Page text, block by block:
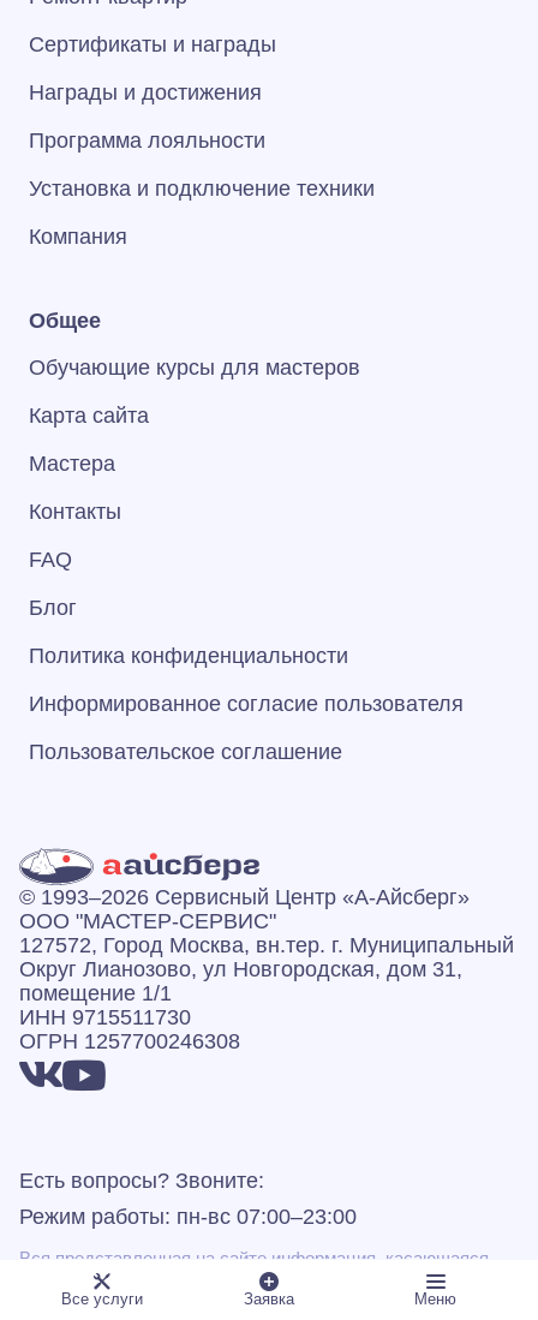
Сертификаты и награды
Награды и достижения
Программа лояльности
Установка и подключение техники
Компания
Общее
Обучающие курсы для мастеров
Карта сайта
Мастера
Контакты
FAQ
Блог
Политика конфиденциальности
Информированное согласие пользователя
Пользовательское соглашение
© 1993–2026 Сервисный Центр «А‑Айсберг»
ООО "МАСТЕР-СЕРВИС"
127572, Город Москва, вн.тер. г. Муниципальный
Округ Лианозово, ул Новгородская, дом 31,
помещение 1/1
ИНН 9715511730
ОГРН 1257700246308
Есть вопросы? Звоните:
Режим работы: пн-вс 07:00–23:00
Вся представленная на сайте информация, касающаяся
сроков, стоимости и порядка предоставления услуг, носит
информационный характер и ни при каких условиях не
Все услуги Заявка Меню